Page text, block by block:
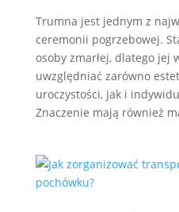
Trumna jest jednym z
ceremonii pogrzebowej.
osoby zmarłej, dlatego jej
uwzględniać zarówno
uroczystości, jak i
Znaczenie mają również